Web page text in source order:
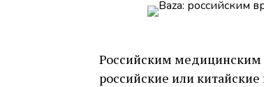
Российским медицинским
российские или